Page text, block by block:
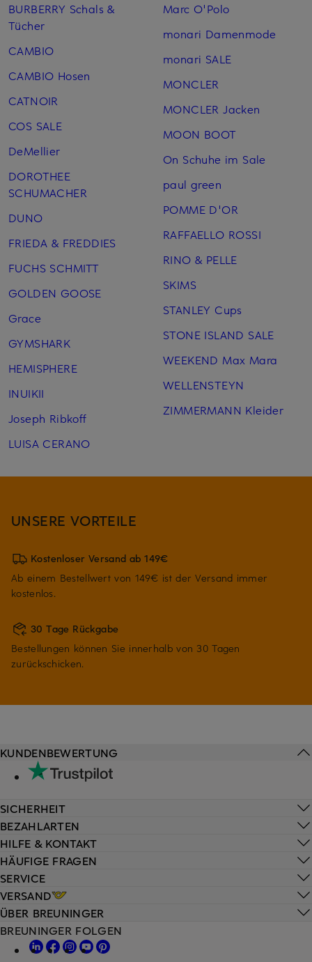
BURBERRY Schals &
Tücher
CAMBIO
CAMBIO Hosen
CATNOIR
COS SALE
DeMellier
DOROTHEE
SCHUMACHER
DUNO
FRIEDA & FREDDIES
FUCHS SCHMITT
GOLDEN GOOSE
Grace
GYMSHARK
HEMISPHERE
INUIKII
Joseph Ribkoff
LUISA CERANO
Marc O'Polo
monari Damenmode
monari SALE
MONCLER
MONCLER Jacken
MOON BOOT
On Schuhe im Sale
paul green
POMME D'OR
RAFFAELLO ROSSI
RINO & PELLE
SKIMS
STANLEY Cups
STONE ISLAND SALE
WEEKEND Max Mara
WELLENSTEYN
ZIMMERMANN Kleider
UNSERE VORTEILE
Kostenloser Versand ab 149€
Ab einem Bestellwert von 149€ ist der Versand immer
kostenlos.
30 Tage Rückgabe
Bestellungen können Sie innerhalb von 30 Tagen
zurückschicken.
HILFE & KONTAKT
HÄUFIGE FRAGEN
SERVICE
VERSAND
KUNDENBEWERTUNG
SICHERHEIT
BEZAHLARTEN
ÜBER BREUNINGER
BREUNINGER FOLGEN